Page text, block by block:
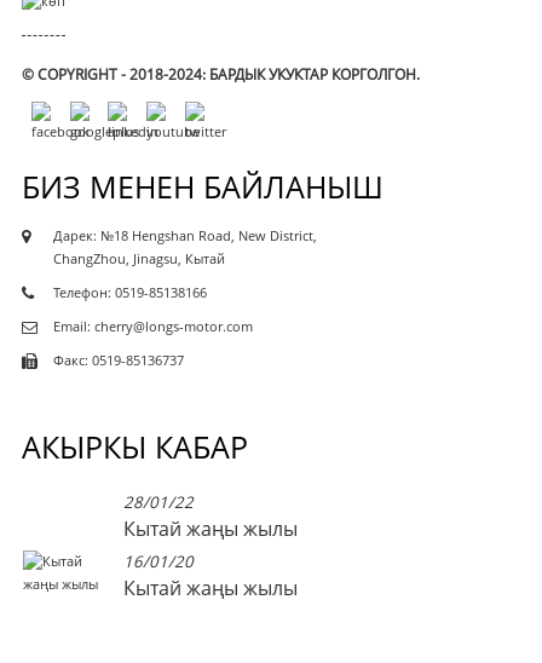
© COPYRIGHT - 2018-2024: БАРДЫК УКУКТАР КОРГОЛГОН.
БИЗ МЕНЕН БАЙЛАНЫШ
Дарек: №18 Hengshan Road, New District,
ChangZhou, Jinagsu, Кытай
Телефон: 0519-85138166
Email: cherry@longs-motor.com
Факс: 0519-85136737
АКЫРКЫ КАБАР
28/01/22
Кытай жаңы жылы
16/01/20
Кытай жаңы жылы